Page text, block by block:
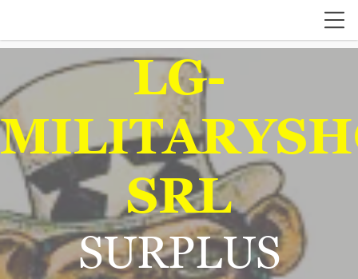
LG-
SRL
SURPLUS